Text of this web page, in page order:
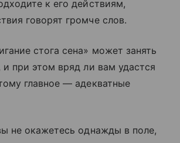
к его действиям,
говорят громче слов.
стога сена» может занять
при этом вряд ли вам удастся
главное — адекватные
не окажетесь однажды в поле,